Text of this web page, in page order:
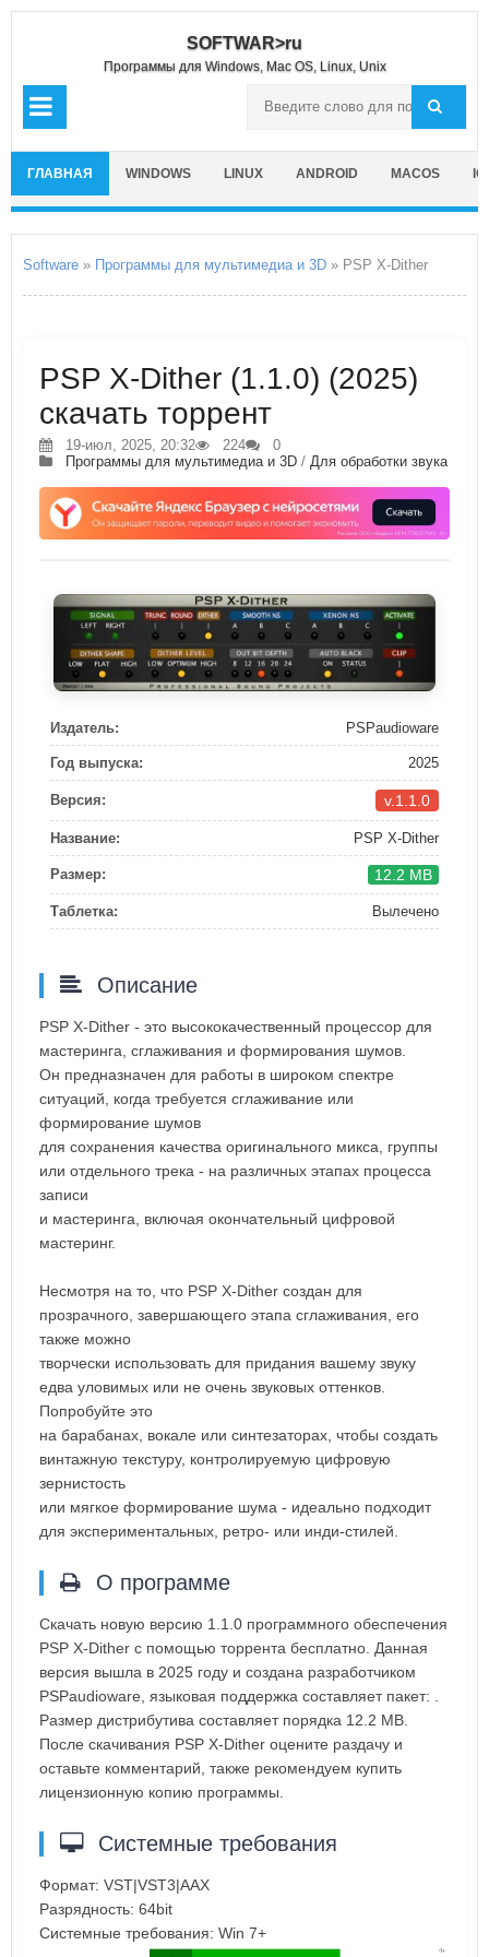
SOFTWAR>ru
Программы для Windows, Mac OS, Linux, Unix
ГЛАВНАЯ WINDOWS LINUX ANDROID MACOS
Software » Программы для мультимедиа и 3D » PSP X-Dither
PSP X-Dither (1.1.0) (2025)
скачать торрент
19-июл, 2025, 20:32 224
0
Программы для мультимедиа и 3D / Для обработки звука
Издатель: PSPaudioware
Год выпуска: 2025
Версия: v.1.1.0
Название: PSP X-Dither
Размер: 12.2 MB
Таблетка: Вылечено
Описание
PSP X-Dither - это высококачественный процессор для
мастеринга, сглаживания и формирования шумов.
Он предназначен для работы в широком спектре
ситуаций, когда требуется сглаживание или
формирование шумов
для сохранения качества оригинального микса, группы
или отдельного трека - на различных этапах процесса
записи
и мастеринга, включая окончательный цифровой
мастеринг.
Несмотря на то, что PSP X-Dither создан для
прозрачного, завершающего этапа сглаживания, его
также можно
творчески использовать для придания вашему звуку
едва уловимых или не очень звуковых оттенков.
Попробуйте это
на барабанах, вокале или синтезаторах, чтобы создать
винтажную текстуру, контролируемую цифровую
зернистость
или мягкое формирование шума - идеально подходит
для экспериментальных, ретро- или инди-стилей.
О программе
Скачать новую версию 1.1.0 программного обеспечения
PSP X-Dither с помощью торрента бесплатно. Данная
версия вышла в 2025 году и создана разработчиком
PSPaudioware, языковая поддержка составляет пакет: .
Размер дистрибутива составляет порядка 12.2 MB.
После скачивания PSP X-Dither оцените раздачу и
оставьте комментарий, также рекомендуем купить
лицензионную копию программы.
Системные требования
Формат: VST|VST3|AAX
Разрядность: 64bit
Системные требования: Win 7+